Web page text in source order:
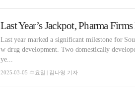
Last year marked a significant milestone for
w drug development. Two domestically
ye...
2025-03-05 수요일 | 김나영 기자